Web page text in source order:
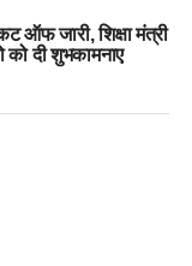
ऑफ जारी, शिक्षा मंत्री
को दी शुभकामनाए